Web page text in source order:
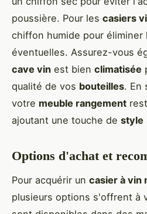
poussière. Pour les casiers
chiffon humide pour éliminer
éventuelles. Assurez-vous
cave vin est bien climatisée
qualité de vos bouteilles. En
votre meuble rangement
ajoutant une touche de style
Options d'achat et
Pour acquérir un casier à vin
plusieurs options s'offrent à